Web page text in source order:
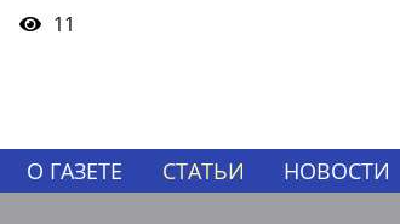
11
О ГАЗЕТЕ СТАТЬИ НОВОСТИ